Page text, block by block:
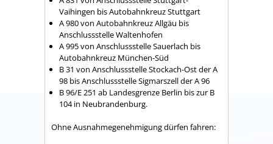
Vaihingen bis Autobahnkreuz Stuttgart
A 980 von Autobahnkreuz Allgäu bis
Anschlussstelle Waltenhofen
A 995 von Anschlussstelle Sauerlach bis
Autobahnkreuz München-Süd
B 31 von Anschlussstelle Stockach-Ost der A
98 bis Anschlussstelle Sigmarszell der A 96
B 96/E 251 ab Landesgrenze Berlin bis zur B
104 in Neubrandenburg.
Ohne Ausnahmegenehmigung dürfen fahren: